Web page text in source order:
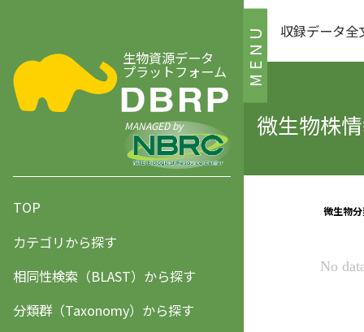
MENU
生物資源データ
プラットフォーム
MANAGED by
TOP
カテゴリから探す
相同性検索（BLAST）から探す
分類群（Taxonomy）から探す
収録データ全
微生物株